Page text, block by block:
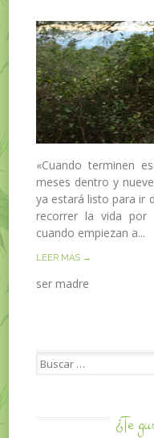
«Cuando terminen
meses dentro y
ya estará listo para ir
recorrer la vida por
cuando empiezan a...
LEER MÁS →
ser madre
Search for:
¿Te